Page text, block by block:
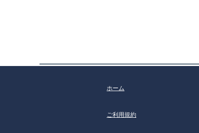
ホーム
ご利用規約​